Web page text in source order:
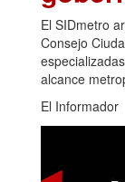
El SIDmetro
Consejo
alcance
El Informador